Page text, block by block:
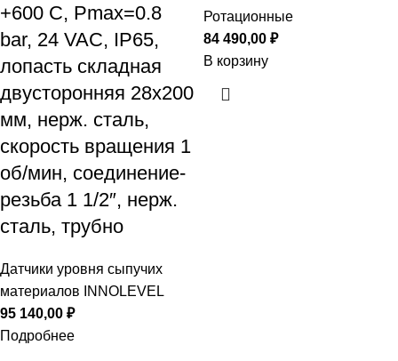
+600 С, Рmax=0.8
bar, 24 VAC, IP65,
лопасть складная
двусторонняя 28х200
мм, нерж. сталь,
скорость вращения 1
об/мин, соединение-
резьба 1 1/2″, нерж.
сталь, трубно
Датчики уровня сыпучих
материалов INNOLEVEL
95 140,00 ₽
Подробнее
Ротационные
84 490,00 ₽
В корзину